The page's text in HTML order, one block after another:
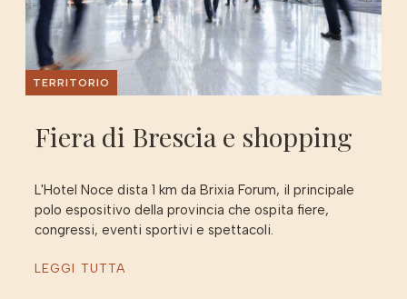
TERRITORIO
Fiera di Brescia e shopping
L'Hotel Noce dista 1 km da Brixia Forum, il principale
polo espositivo della provincia che ospita fiere,
congressi, eventi sportivi e spettacoli.
LEGGI TUTTA